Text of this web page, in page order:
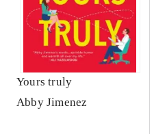
Yours truly
Abby Jimenez